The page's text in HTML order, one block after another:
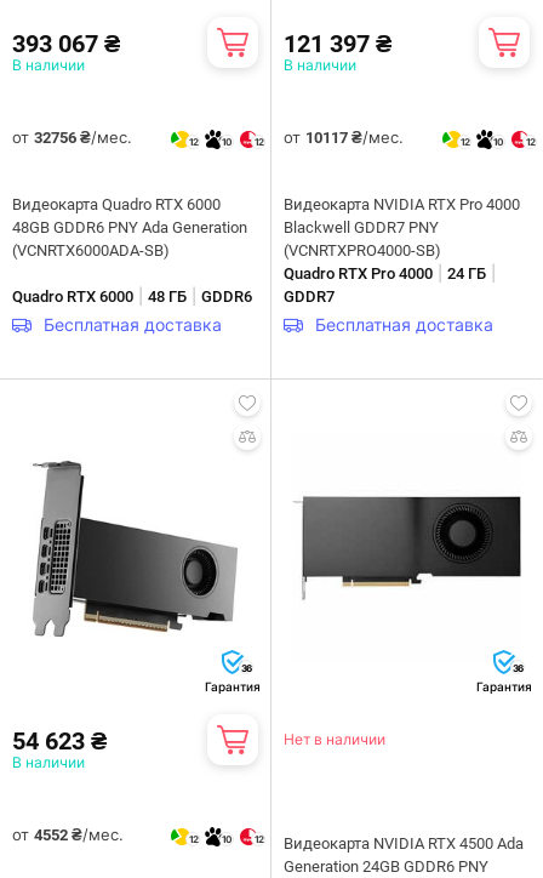
393 067 ₴
В наличии
от 32756 ₴/мес. 12 10 12
Видеокарта Quadro RTX 6000
48GB GDDR6 PNY Ada Generation
(VCNRTX6000ADA-SB)
Quadro RTX 6000 48 ГБ GDDR6
Бесплатная доставка
121 397 ₴
В наличии
от 10117 ₴/мес. 12 10 12
Видеокарта NVIDIA RTX Pro 4000
Blackwell GDDR7 PNY
(VCNRTXPRO4000-SB)
Quadro RTX Pro 4000
24 ГБ
GDDR7
Бесплатная доставка
36
Гарантия
54 623 ₴
В наличии
от 4552 ₴/мес. 12 10 12
36
Гарантия
Нет в наличии
Видеокарта NVIDIA RTX 4500 Ada
Generation 24GB GDDR6 PNY